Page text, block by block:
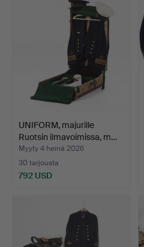
UNIFORM, majurille
Ruotsin ilmavoimissa, m…
Myyty 4 heinä 2026
30 tarjousta
792 USD